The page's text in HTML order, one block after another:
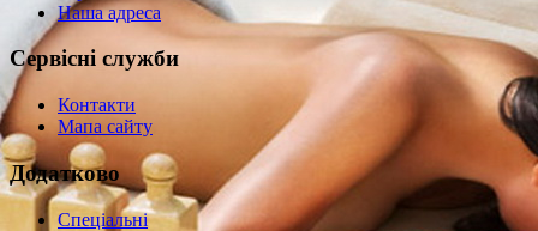
Наша адреса
Сервісні служби
Контакти
Мапа сайту
Додатково
Спеціальні